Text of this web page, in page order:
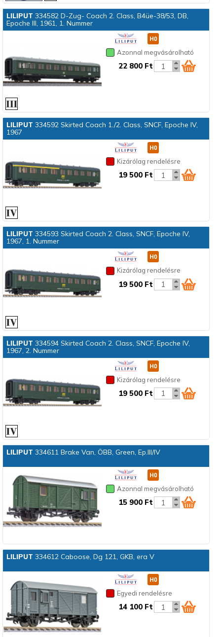
LILIPUT 334582 D-Zug- Coach 2. Class, B4üe-38/53, DB,
Epoche III, 1961, 1. Nummer
Azonnal megvásárolható
22 800 Ft
LILIPUT 334592 Skirted Coach 1./2. Class, SNCF, Epoche IV,
1967
Kizárólag rendelésre
19 500 Ft
LILIPUT 334593 Skirted Coach 2. Class, SNCF, Epoche IV,
1967, 1. Nummer
Kizárólag rendelésre
19 500 Ft
LILIPUT 334594 Skirted Coach 2. Class, SNCF, Epoche IV,
1967, 2. Nummer
Kizárólag rendelésre
19 500 Ft
LILIPUT 334611 Brake Van, ÖBB, Green, Ep.III/IV
Azonnal megvásárolható
15 900 Ft
LILIPUT 334612 Caboose, Dg 121, GKB, era V
Egyedi rendelésre
14 100 Ft